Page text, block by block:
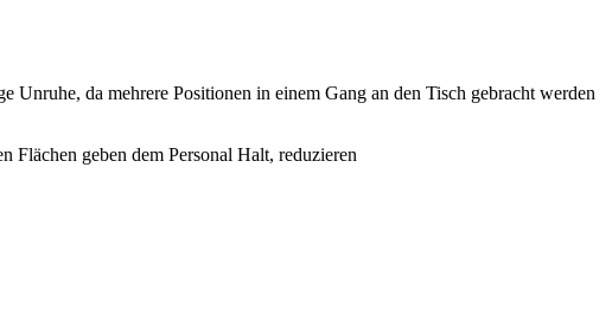
Unruhe, da mehrere Positionen in einem Gang an den Tisch gebracht werden
Flächen geben dem Personal Halt, reduzieren